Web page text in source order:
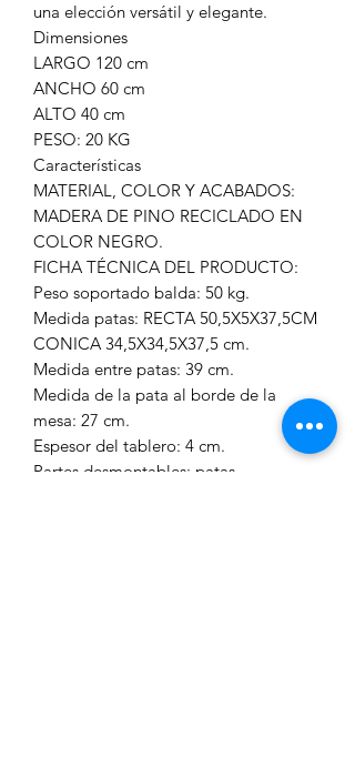
una elección versátil y elegante.
Dimensiones
LARGO 120 cm
ANCHO 60 cm
ALTO 40 cm
PESO: 20 KG
Características
MATERIAL, COLOR Y ACABADOS:
MADERA DE PINO RECICLADO EN
COLOR NEGRO.
FICHA TÉCNICA DEL PRODUCTO:
Peso soportado balda: 50 kg.
Medida patas: RECTA 50,5X5X37,5CM
CONICA 34,5X34,5X37,5 cm.
Medida entre patas: 39 cm.
Medida de la pata al borde de la
mesa: 27 cm.
Espesor del tablero: 4 cm.
Partes desmontables: patas